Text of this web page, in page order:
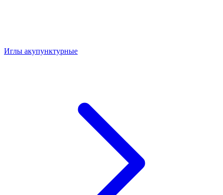
Иглы акупунктурные